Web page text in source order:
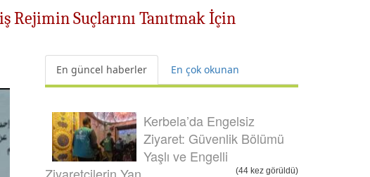
Rejimin Suçlarını Tanıtmak İçin
En güncel haberler En çok okunan
Kerbela’da Engelsiz
Ziyaret: Güvenlik Bölümü
Yaşlı ve Engelli
(44 kez görüldü)